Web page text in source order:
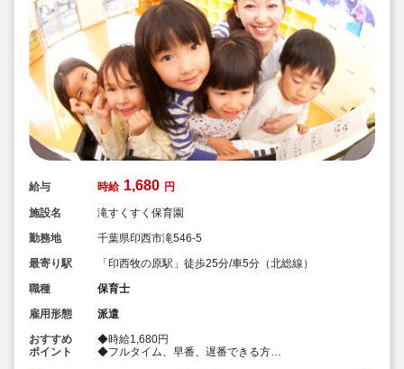
給与 時給 1,680 円
施設名
滝すくすく保育園
勤務地
千葉県印西市滝546-5
最寄り駅
「印西牧の原駅」徒歩25分/車5分（北総線）
職種
保育士
雇用形態
派遣
おすすめ
ポイント
◆時給1,680円
◆フルタイム、早番、遅番できる方